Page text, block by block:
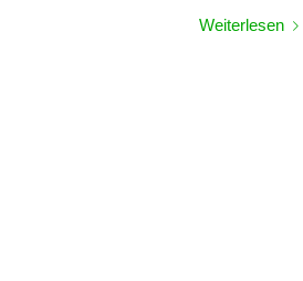
Weiterlesen